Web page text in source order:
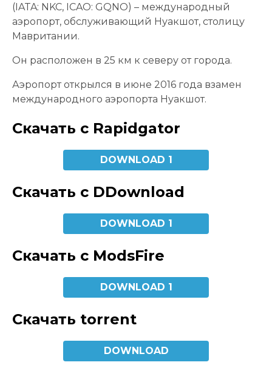
(IATA: NKC, ICAO: GQNO) – международный
аэропорт, обслуживающий Нуакшот, столицу
Мавритании.
Он расположен в 25 км к северу от города.
Аэропорт открылся в июне 2016 года взамен
международного аэропорта Нуакшот.
Скачать с Rapidgator
DOWNLOAD 1
Скачать с DDownload
DOWNLOAD 1
Скачать с ModsFire
DOWNLOAD 1
Скачать torrent
DOWNLOAD